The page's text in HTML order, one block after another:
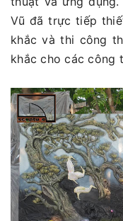
Vũ đã trực tiếp
khắc và thi công
khắc cho các công